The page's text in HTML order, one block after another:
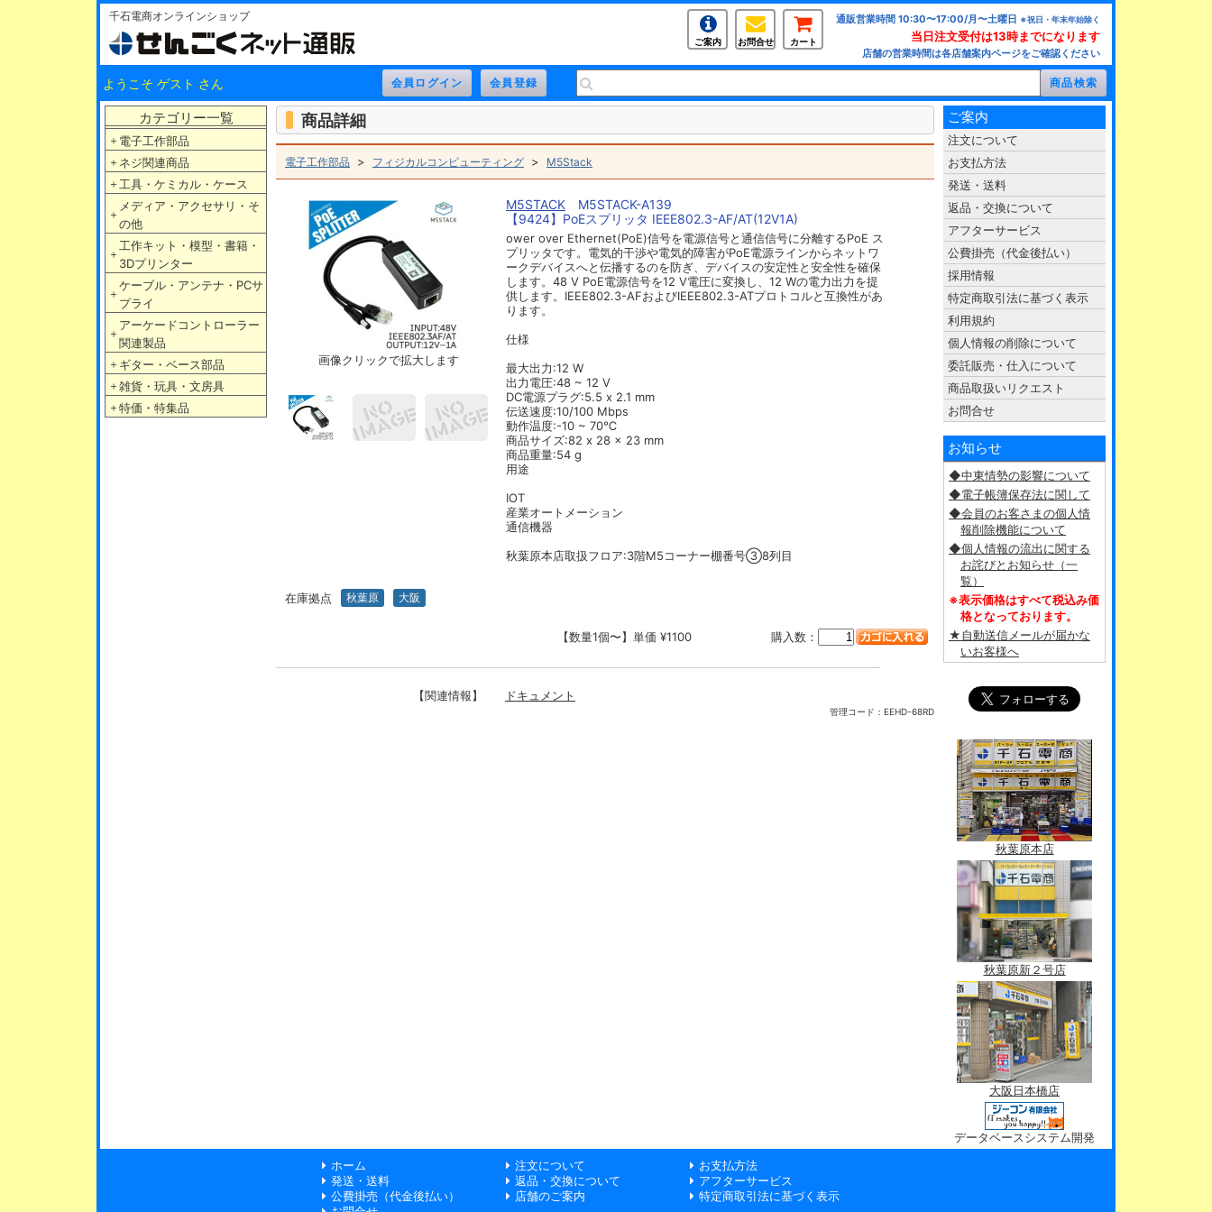
千石電商オンラインショップ
ご案内 お問合せ カート
通販営業時間 10:30〜17:00/月〜土曜日 ※祝日・年末年始除く
当日注文受付は13時までになります
店舗の営業時間は各店舗案内ページをご確認ください
ようこそ ゲスト さん
カテゴリー一覧
＋ 電子工作部品
＋ ネジ関連商品
＋ 工具・ケミカル・ケース
＋
メディア・アクセサリ・そ
の他
＋
工作キット・模型・書籍・
3Dプリンター
＋
ケーブル・アンテナ・PCサ
プライ
＋
アーケードコントローラー
関連製品
＋ ギター・ベース部品
＋ 雑貨・玩具・文房具
＋ 特価・特集品
商品詳細
電子工作部品 > フィジカルコンピューティング > M5Stack
画像クリックで拡大します
M5STACK M5STACK-A139
【9424】PoEスプリッタ IEEE802.3-AF/AT(12V1A)
ower over Ethernet(PoE)信号を電源信号と通信信号に分離するPoE ス
プリッタです。電気的干渉や電気的障害がPoE電源ラインからネットワ
ークデバイスへと伝播するのを防ぎ、デバイスの安定性と安全性を確保
します。48 V PoE電源信号を12 V電圧に変換し、12 Wの電力出力を提
供します。IEEE802.3-AFおよびIEEE802.3-ATプロトコルと互換性があ
ります。
仕様
最大出力:12 W
出力電圧:48 ~ 12 V
DC電源プラグ:5.5 x 2.1 mm
伝送速度:10/100 Mbps
動作温度:-10 ~ 70℃
商品サイズ:82 x 28 x 23 mm
商品重量:54 g
用途
IOT
産業オートメーション
通信機器
秋葉原本店取扱フロア:3階M5コーナー棚番号③8列目
在庫拠点 秋葉原 大阪
【数量1個〜】単価 ¥1100 購入数：
【関連情報】 ドキュメント
管理コード： EEHD-68RD
ご案内
注文について
お支払方法
発送・送料
返品・交換について
アフターサービス
公費掛売（代金後払い）
採用情報
特定商取引法に基づく表示
利用規約
個人情報の削除について
委託販売・仕入について
商品取扱いリクエスト
お問合せ
お知らせ
◆中東情勢の影響について
◆電子帳簿保存法に関して
◆会員のお客さまの個人情
報削除機能について
◆個人情報の流出に関する
お詫びとお知らせ（一
覧）
※表示価格はすべて税込み価
格となっております。
★自動送信メールが届かな
いお客様へ
秋葉原本店
秋葉原新２号店
大阪日本橋店
データベースシステム開発
ホーム
注文について
お支払方法
発送・送料
返品・交換について
アフターサービス
公費掛売（代金後払い）
店舗のご案内
特定商取引法に基づく表示